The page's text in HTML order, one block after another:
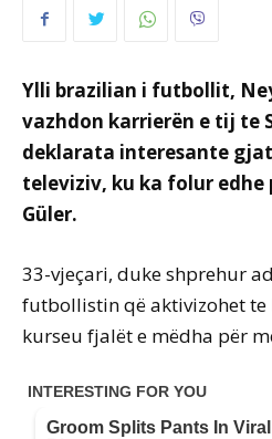
Ylli brazilian i futbollit,
vazhdon karrierën e tij te
deklarata interesante
televiziv, ku ka folur edhe
Güler.
33-vjeçari, duke shprehur
futbollistin që aktivizohet te
kurseu fjalët e mëdha për